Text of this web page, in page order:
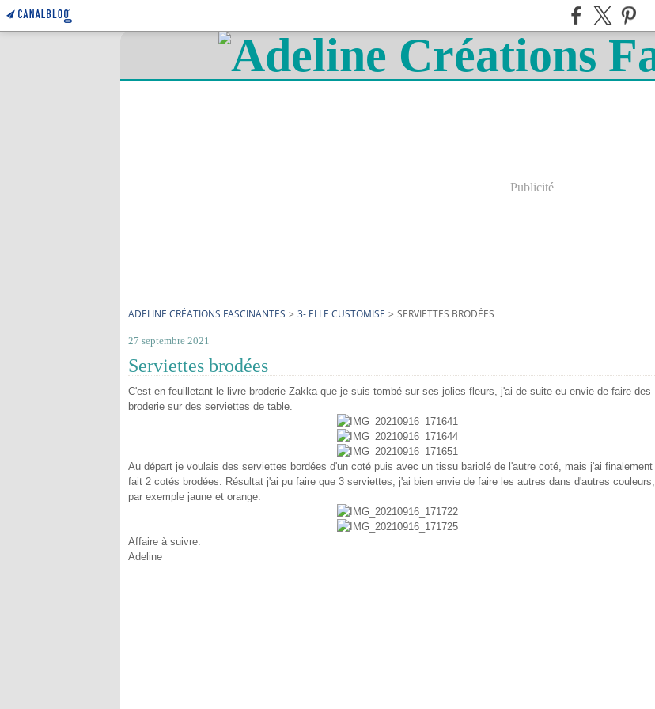
Publicité
ADELINE CRÉATIONS FASCINANTES > 3- ELLE CUSTOMISE > SERVIETTES BRODÉES
27 septembre 2021
Serviettes brodées
C'est en feuilletant le livre broderie Zakka que je suis tombé sur ses jolies fleurs, j'ai de suite eu envie de faire des
broderie sur des serviettes de table.
Au départ je voulais des serviettes bordées d'un coté puis avec un tissu bariolé de l'autre coté, mais j'ai finalement
fait 2 cotés brodées. Résultat j'ai pu faire que 3 serviettes, j'ai bien envie de faire les autres dans d'autres couleurs,
par exemple jaune et orange.
Affaire à suivre.
Adeline